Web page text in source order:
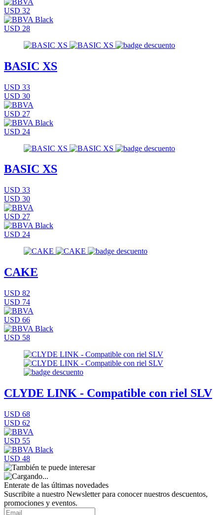
USD 32
USD 28
BASIC XS
USD 33
USD 30
USD 27
USD 24
BASIC XS
USD 33
USD 30
USD 27
USD 24
CAKE
USD 82
USD 74
USD 66
USD 58
CLYDE LINK - Compatible con riel SLV
USD 68
USD 62
USD 55
USD 48
Enterate de las últimas novedades
Suscribite a nuestro Newsletter para conocer nuestros descuentos,
promociones y eventos.